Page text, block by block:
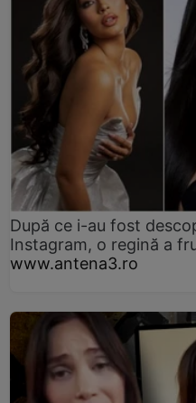
După ce i-au fost
Instagram, o regină a
www.antena3.ro